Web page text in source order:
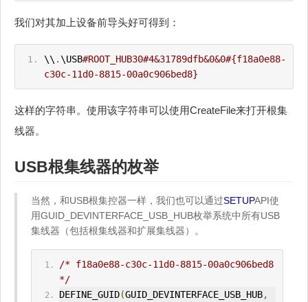
我们对其加上设备前导头好可得到：
\\ .\USB#ROOT_HUB30#4&31789dfb&0&0#{f18a0e88-
c30c-11d0-8815-00a0c906bed8}
这样的字符串。使用该字符串可以使用CreateFile来打开根集
线器。
USB根集线器的枚举
当然，和USB根集控器一样，我们也可以通过SETUPAPI使
用GUID_DEVINTERFACE_USB_HUB枚举系统中所有USB
集线器（包括根集线器和扩展集线器）。
/* f18a0e88-c30c-11d0-8815-00a0c906bed8
*/
DEFINE_GUID(GUID_DEVINTERFACE_USB_HUB,